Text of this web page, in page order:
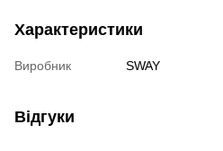
Характеристики
Виробник SWAY
Відгуки